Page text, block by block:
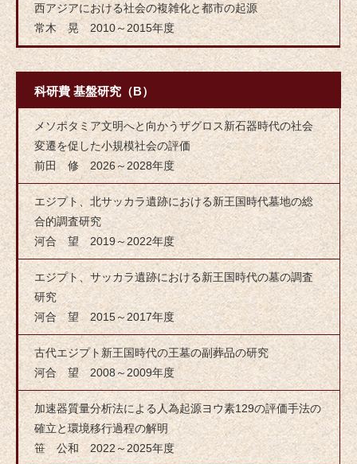
西アジアにおける社会の複雑化と都市の起源
常木 晃 2010～2015年度
科研費 基盤研究（B）
メソポタミア文明へと向かうザグロス新石器時代の社会
変遷を促した小規模社会の評価
前田 修 2026～2028年度
エジプト、北サッカラ遺跡における新王国時代墓地の総
合的調査研究
河合 望 2019～2022年度
エジプト、サッカラ遺跡における新王国時代の墓の調査
研究
河合 望 2015～2017年度
古代エジプト新王国時代の王墓の副葬品の研究
河合 望 2008～2009年度
加速器質量分析法による人為起源ヨウ素129の評価手法の
確立と環境移行過程の解明
笹 公和 2022～2025年度